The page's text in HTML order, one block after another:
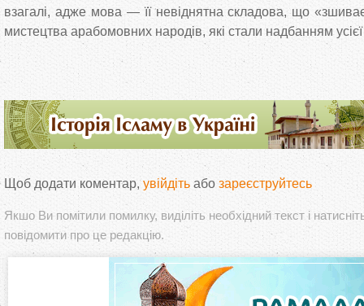
взагалі, адже мова — її невіднятна складова, що
мистецтва арабомовних народів, які стали надбанням усієї
Щоб додати коментар,увійдіть або зареєструйтесь
Якшо Ви помітили помилку, виділіть необхідний текст і
повідомити про це редакцію.